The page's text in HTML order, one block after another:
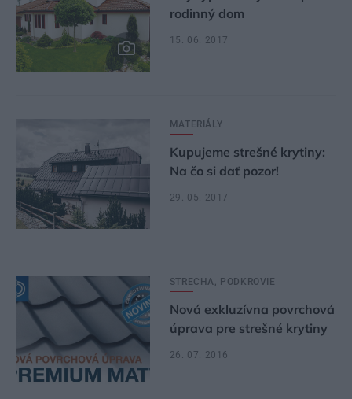
rodinný dom
15. 06. 2017
MATERIÁLY
Kupujeme strešné krytiny:
Na čo si dať pozor!
29. 05. 2017
STRECHA, PODKROVIE
Nová exkluzívna povrchová
úprava pre strešné krytiny
26. 07. 2016